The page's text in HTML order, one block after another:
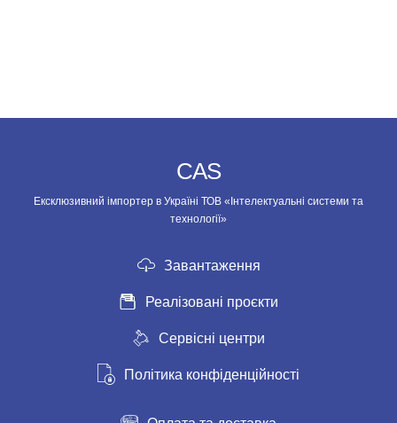
CAS
Ексклюзивний імпортер в Україні ТОВ «Інтелектуальні системи та
технології»
Завантаження
Реалізовані проєкти
Сервісні центри
Політика конфіденційності